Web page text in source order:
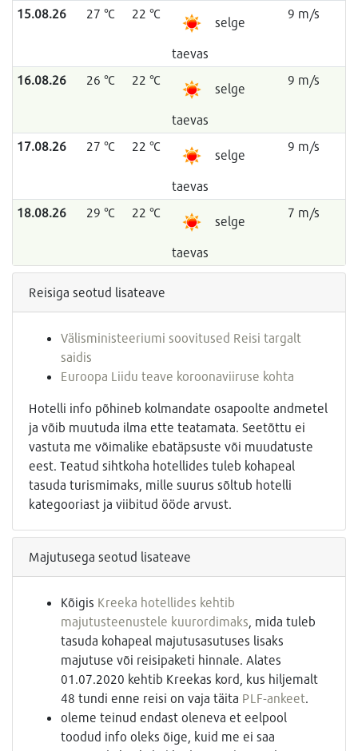
15.08.26 27 °C 22 °C
selge
taevas
9 m/s
16.08.26 26 °C 22 °C
selge
taevas
9 m/s
17.08.26 27 °C 22 °C
selge
taevas
9 m/s
18.08.26 29 °C 22 °C
selge
taevas
7 m/s
Reisiga seotud lisateave
Välisministeeriumi soovitused Reisi targalt
saidis
Euroopa Liidu teave koroonaviiruse kohta
Hotelli info põhineb kolmandate osapoolte andmetel
ja võib muutuda ilma ette teatamata. Seetõttu ei
vastuta me võimalike ebatäpsuste või muudatuste
eest. Teatud sihtkoha hotellides tuleb kohapeal
tasuda turismimaks, mille suurus sõltub hotelli
kategooriast ja viibitud ööde arvust.
Majutusega seotud lisateave
Kõigis Kreeka hotellides kehtib
majutusteenustele kuurordimaks, mida tuleb
tasuda kohapeal majutusasutuses lisaks
majutuse või reisipaketi hinnale. Alates
01.07.2020 kehtib Kreekas kord, kus hiljemalt
48 tundi enne reisi on vaja täita PLF-ankeet.
oleme teinud endast oleneva et eelpool
toodud info oleks õige, kuid me ei saa